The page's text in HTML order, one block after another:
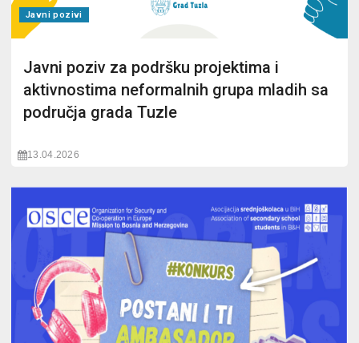
Javni pozivi
Javni poziv za podršku projektima i
aktivnostima neformalnih grupa mladih sa
područja grada Tuzle
13.04.2026